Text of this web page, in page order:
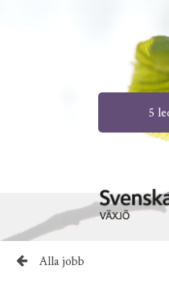
5
Alla jobb